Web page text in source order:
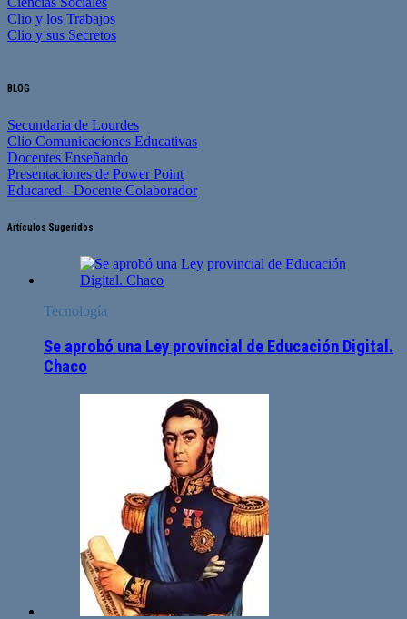
Clio y los Trabajos
Clio y sus Secretos
BLOG
Secundaria de Lourdes
Clio Comunicaciones Educativas
Docentes Enseñando
Presentaciones de Power Point
Educared - Docente Colaborador
Artículos Sugeridos
Tecnología
Se aprobó una Ley provincial de Educación Digital.
Chaco